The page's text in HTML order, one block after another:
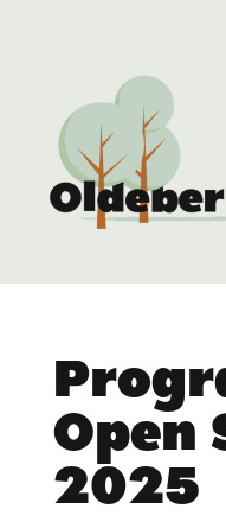
Open
2025